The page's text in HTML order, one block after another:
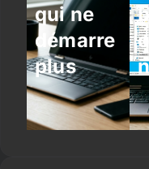
qui ne
démarre
plus